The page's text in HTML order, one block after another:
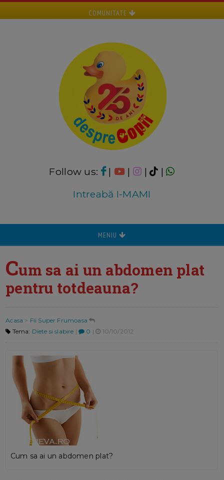
COMUNITATE
Follow us: | | |
|
Intreabă I-MAMI
MENIU
Cum sa ai un abdomen plat
pentru totdeauna?
Acasa > Fii Super Frumoasa
Tema: Diete si slabire | 0 | 10/10/2012
Cum sa ai un abdomen plat?